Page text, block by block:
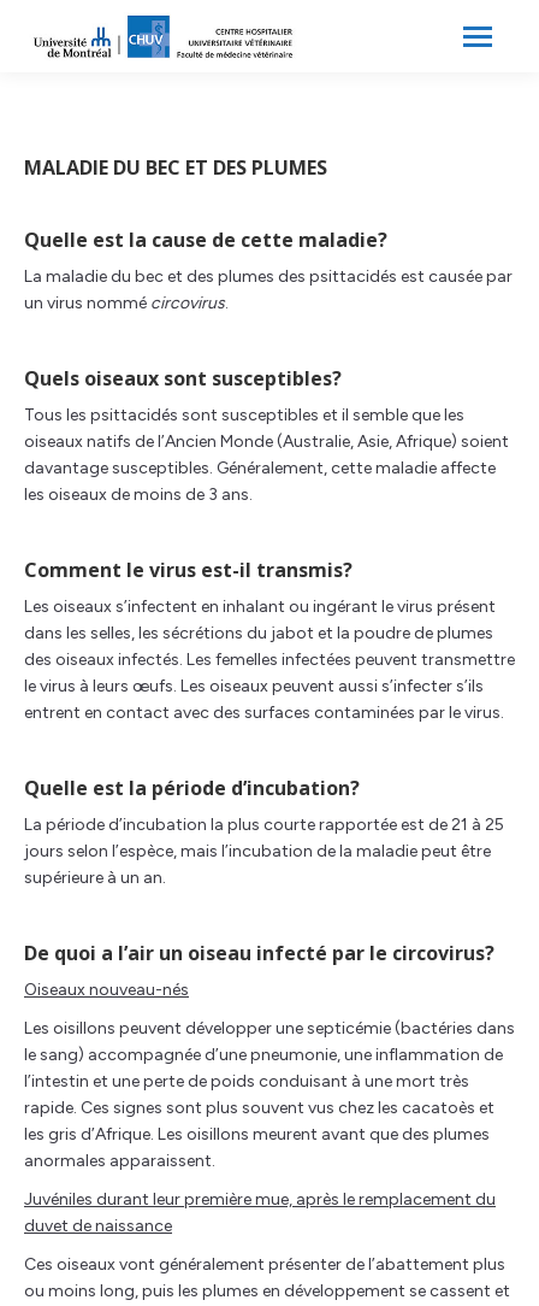
MALADIE DU BEC ET DES PLUMES
Quelle est la cause de cette maladie?
La maladie du bec et des plumes des psittacidés est causée par
un virus nommé circovirus.
Quels oiseaux sont susceptibles?
Tous les psittacidés sont susceptibles et il semble que les
oiseaux natifs de l’Ancien Monde (Australie, Asie, Afrique) soient
davantage susceptibles. Généralement, cette maladie affecte
les oiseaux de moins de 3 ans.
Comment le virus est-il transmis?
Les oiseaux s’infectent en inhalant ou ingérant le virus présent
dans les selles, les sécrétions du jabot et la poudre de plumes
des oiseaux infectés. Les femelles infectées peuvent transmettre
le virus à leurs œufs. Les oiseaux peuvent aussi s’infecter s’ils
entrent en contact avec des surfaces contaminées par le virus.
Quelle est la période d’incubation?
La période d’incubation la plus courte rapportée est de 21 à 25
jours selon l’espèce, mais l’incubation de la maladie peut être
supérieure à un an.
De quoi a l’air un oiseau infecté par le circovirus?
Oiseaux nouveau-nés
Les oisillons peuvent développer une septicémie (bactéries dans
le sang) accompagnée d’une pneumonie, une inflammation de
l’intestin et une perte de poids conduisant à une mort très
rapide. Ces signes sont plus souvent vus chez les cacatoès et
les gris d’Afrique. Les oisillons meurent avant que des plumes
anormales apparaissent.
Juvéniles durant leur première mue, après le remplacement du
duvet de naissance
Ces oiseaux vont généralement présenter de l’abattement plus
ou moins long, puis les plumes en développement se cassent et